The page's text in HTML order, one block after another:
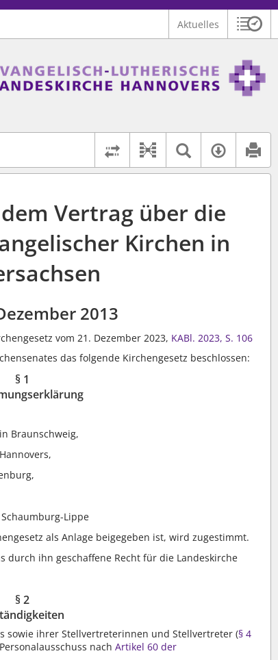
Aktuelles
"Pfarrerinitiative" oder "Pfarrerausschuss".
Rechtsstände
Dokument-
Textsuche
Vertrag über die
Kirchen in
2013
vom 21. Dezember 2023, KABl. 2023, S. 106
das folgende Kirchengesetz beschlossen:
§ 1
Braunschweig,
Lippe
als Anlage beigegeben ist, wird zugestimmt.
durch ihn geschaffene Recht für die Landeskirche
§ 2
sowie ihrer Stellvertreterinnen und Stellvertreter (§ 4
nachArtikel 60 der